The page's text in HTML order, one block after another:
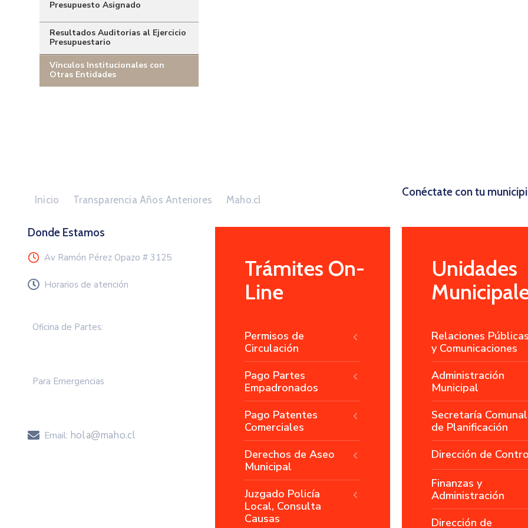
Presupuesto Asignado
Resultados Auditorias al Ejercicio
Presupuestario
Vínculos Institucionales con
Otras Entidades
Inicio Transparencia Años Anteriores Maho.cl
Conéctate con tu
Donde Estamos
Av Ramón Pérez Opazo # 3125
Horarios de atención
Oficina de Partes:
Para Emergencias
Email: hola@maho.cl
Trámites On-
Line
Permisos de
Circulación
Pago Partes
Empadronados
Pago Patentes
Comerciales
Derechos de Aseo
Municipal
Juzgado Policía
Local, Consulta
Causas
Unidades
Relaciones
y Comunicaciones
Administración
Municipal
Secretaría Comunal
de Planificación
Dirección de
Finanzas y
Administración
Dirección de